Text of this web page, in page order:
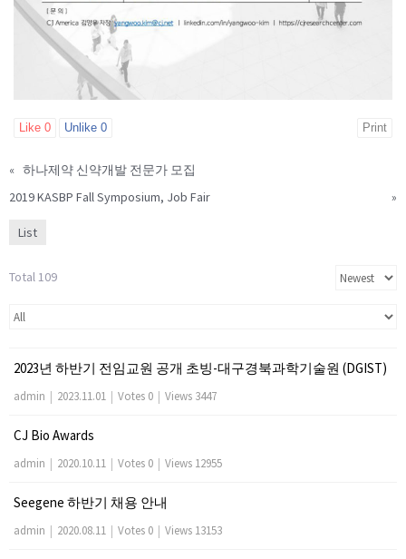
Like 0 Unlike 0 Print
« 하나제약 신약개발 전문가 모집
2019 KASBP Fall Symposium, Job Fair
»
List
Total 109
2023년 하반기 전임교원 공개 초빙-대구경북과학기술원 (DGIST)
admin | 2023.11.01 | Votes 0 | Views 3447
CJ Bio Awards
admin | 2020.10.11 | Votes 0 | Views 12955
Seegene 하반기 채용 안내
admin | 2020.08.11 | Votes 0 | Views 13153